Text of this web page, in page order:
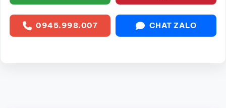
0945.998.007 CHAT ZALO